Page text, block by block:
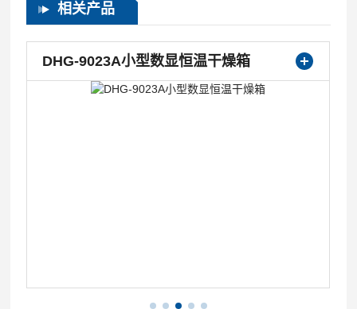
相关产品
DHG-9023A小型数显恒温干燥箱